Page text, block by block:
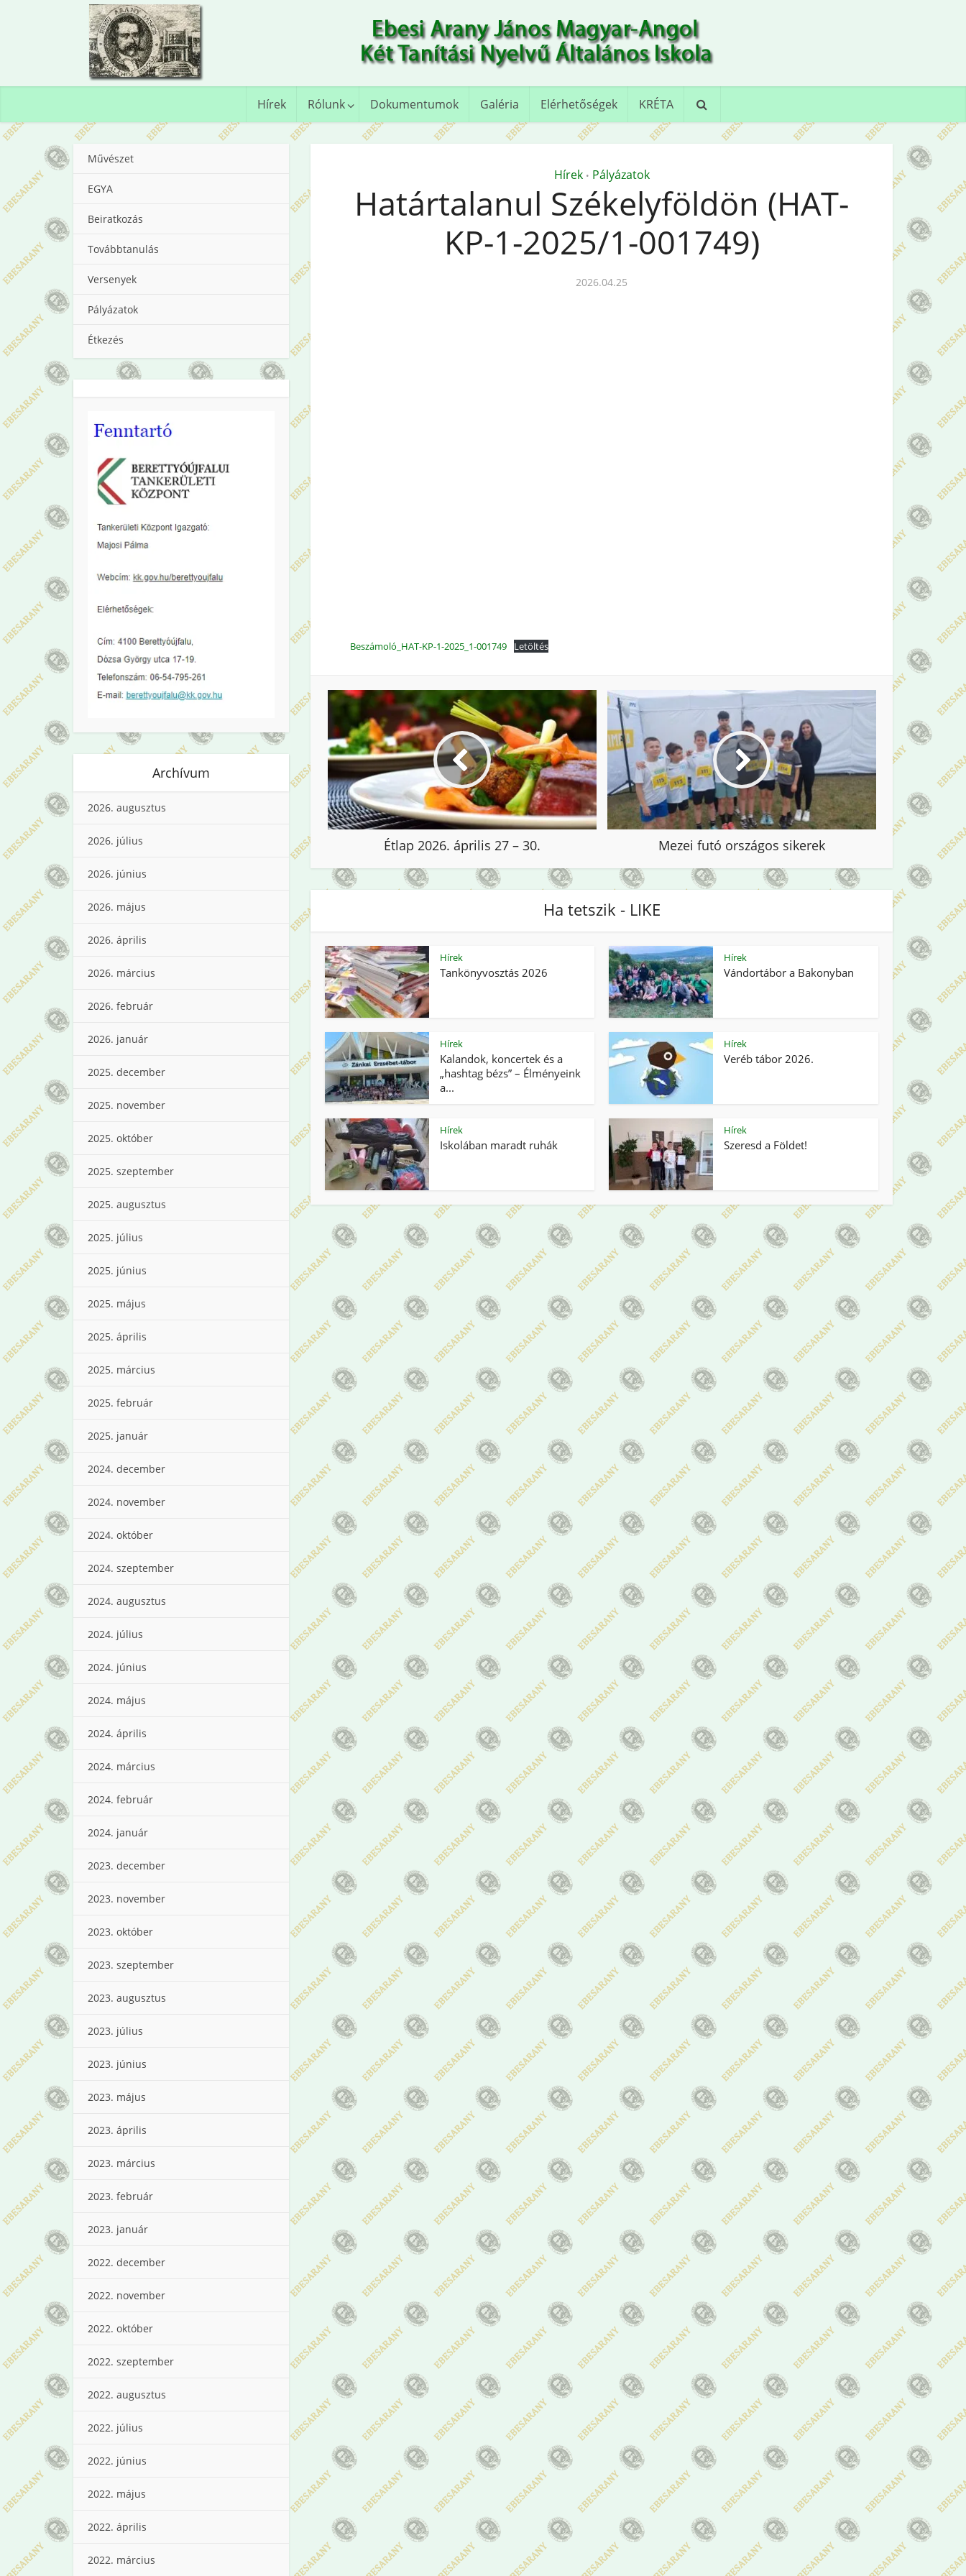
Hírek Rólunk Dokumentumok Galéria Elérhetőségek KRÉTA
Művészet
EGYA
Beiratkozás
Továbbtanulás
Versenyek
Pályázatok
Étkezés
Archívum
2026. augusztus
2026. július
2026. június
2026. május
2026. április
2026. március
2026. február
2026. január
2025. december
2025. november
2025. október
2025. szeptember
2025. augusztus
2025. július
2025. június
2025. május
2025. április
2025. március
2025. február
2025. január
2024. december
2024. november
2024. október
2024. szeptember
2024. augusztus
2024. július
2024. június
2024. május
2024. április
2024. március
2024. február
2024. január
2023. december
2023. november
2023. október
2023. szeptember
2023. augusztus
2023. július
2023. június
2023. május
2023. április
2023. március
2023. február
2023. január
2022. december
2022. november
2022. október
2022. szeptember
2022. augusztus
2022. július
2022. június
2022. május
2022. április
2022. március
Hírek • Pályázatok
Határtalanul Székelyföldön (HAT-
KP-1-2025/1-001749)
2026.04.25
Beszámoló_HAT-KP-1-2025_1-001749 Letöltés
Étlap 2026. április 27 – 30. Mezei futó országos sikerek
Ha tetszik - LIKE
Hírek
Tankönyvosztás 2026
Hírek
Vándortábor a Bakonyban
Hírek
Kalandok, koncertek és a
„hashtag bézs” – Élményeink
a...
Hírek
Veréb tábor 2026.
Hírek
Iskolában maradt ruhák
Hírek
Szeresd a Földet!